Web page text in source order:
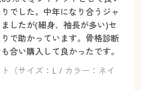
でした。中年になり合うジャ
したが(細身、袖長が多い)セ
で助かっています。骨格診断
合い購入して良かったです。
（サイズ：L / カラー：ネイ